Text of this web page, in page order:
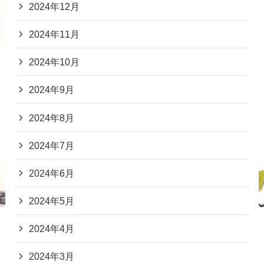
2024年12月
2024年11月
2024年10月
2024年9月
2024年8月
2024年7月
2024年6月
2024年5月
2024年4月
2024年3月